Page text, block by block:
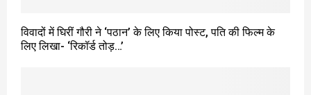
विवादों में घिरीं गौरी ने ‘पठान’ के लिए किया पोस्ट, पति की फिल्म के
लिए लिखा- ‘रिकॉर्ड तोड़…’